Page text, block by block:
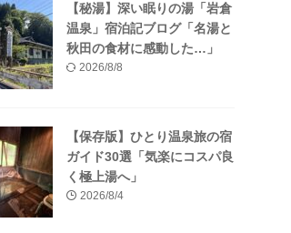
【秘湯】深い眠りの湯「岩倉
温泉」宿泊記ブログ「名湯と
秋田の食材に感動した…」
2026/8/8
【保存版】ひとり温泉旅の宿
ガイド30選「気楽にコスパ良
く極上湯へ」
2026/8/4